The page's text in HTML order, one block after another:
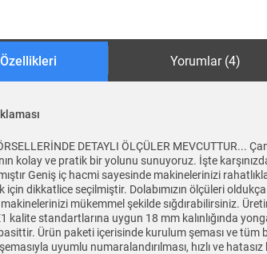
Yorumlar (4)
DETAYLI ÖLÇÜLER MEVCUTTUR...
kolay ve pratik bir yolunu sunuyoruz. İşte
Geniş iç hacmi sayesinde makinelerinizi
için dikkatlice seçilmiştir. Dolabımızın ölçüleri
mükemmel şekilde sığdırabilirsiniz.
kalite standartlarına uygun 18 mm kalınlığında
Ürün paketi içerisinde kurulum şeması ve tüm
uyumlu numaralandırılması, hızlı ve